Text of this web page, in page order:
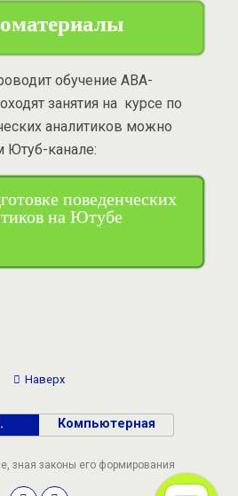
обучение АВА-
занятия на курсе по
аналитиков можно
Ютуб-канале:
поведенческих
на Ютубе
Наверх
Компьютерная
зная законы его формирования